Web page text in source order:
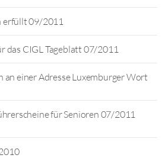
erfüllt 09/2011
das CIGL Tageblatt 07/2011
an einer Adresse Luxemburger Wort
für Senioren 07/2011